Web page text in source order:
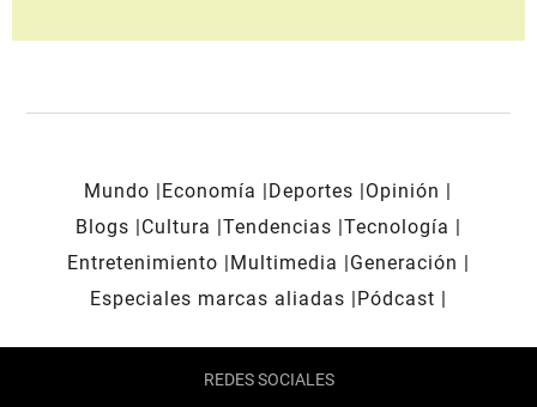
Mundo Economía Deportes
Opinión
Blogs
Cultura Tendencias Tecnología
Entretenimiento
Multimedia
Generación
Especiales marcas aliadas
Pódcast
REDES SOCIALES